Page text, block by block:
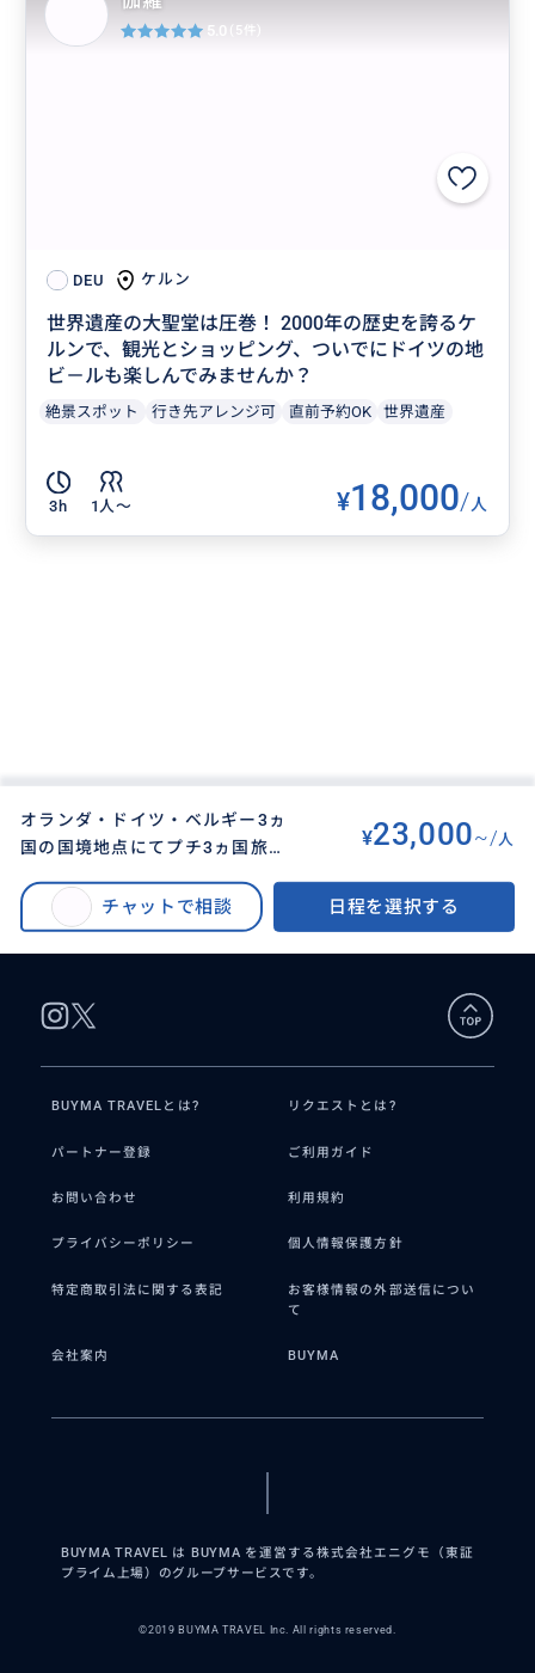
DEU ケルン
世界遺産の大聖堂は圧巻！ 2000年の歴史を誇るケ
ルンで、観光とショッピング、ついでにドイツの地
ビ－ルも楽しんでみませんか？
絶景スポット 行き先アレンジ可 直前予約OK 世界遺産
3h 1人〜 ¥18,000/人
5.0 (5件)
オランダ・ドイツ・ベルギー3ヵ
国の国境地点にてプチ3ヵ国旅行
¥23,000~/ 人
チャットで相談 日程を選択する
オランダ・ドイツ・ベルギー3ヵ国の国境地点にてプチ3ヵ国旅行をしてしま
BUYMA TRAVELとは? リクエストとは?
パートナー登録 ご利用ガイド
お問い合わせ 利用規約
プライバシーポリシー 個人情報保護方針
特定商取引法に関する表記
お客様情報の外部送信につい
て
会社案内 BUYMA
BUYMA TRAVEL は BUYMA を運営する株式会社エニグモ（東証
プライム上場）のグループサービスです。
©2019 BUYMA TRAVEL Inc. All rights reserved.